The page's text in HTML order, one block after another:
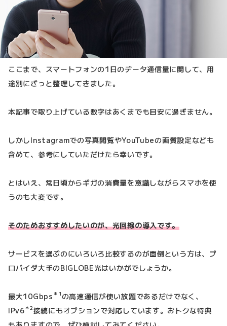
ここまで、スマートフォンの1日のデータ通信量に関して、用
途別にざっと整理してきました。
本記事で取り上げている数字はあくまでも目安に過ぎません。
しかしInstagramでの写真閲覧やYouTubeの画質設定なども
含めて、参考にしていただけたら幸いです。
とはいえ、常日頃からギガの消費量を意識しながらスマホを使
うのも大変です。
そのためおすすめしたいのが、光回線の導入です。
サービスを選ぶのにいろいろ比較するのが面倒という方は、プ
ロバイダ大手のBIGLOBE光はいかがでしょうか。
最大10Gbps ＊1の高速通信が使い放題であるだけでなく、
IPv6＊2接続にもオプションで対応しています。おトクな特典